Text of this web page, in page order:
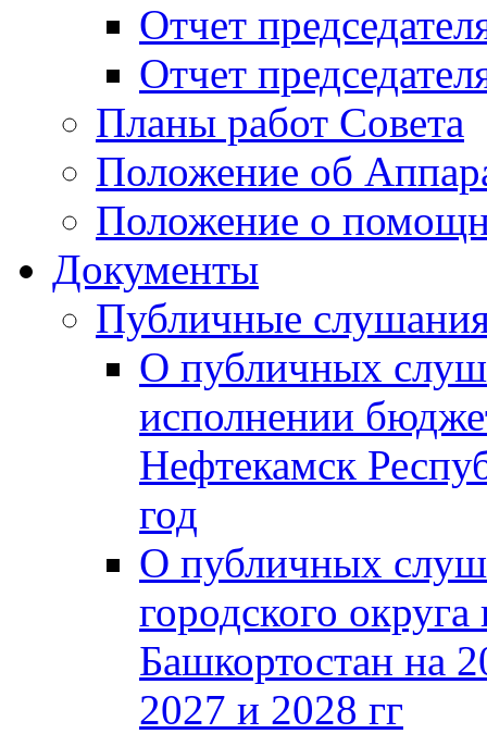
Отчет
Отчет
Планы работ Совета
Положение об
Положение о
Документы
Публичные
О публичных
исполнении
Нефтекамск
год
О публичных
городского
Башкортостан на
2027 и 2028 гг